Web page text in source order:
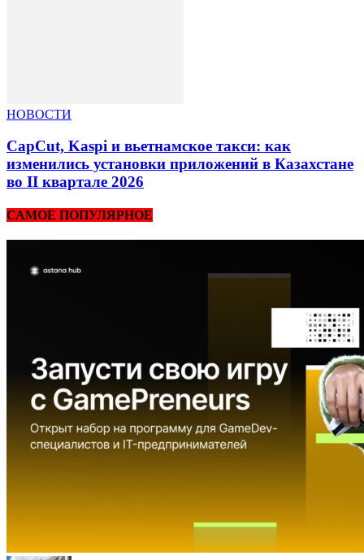
НОВОСТИ
CapCut, Kaspi и вьетнамское такси: как
изменились установки приложений в Казахстане
во II квартале 2026
САМОЕ ПОПУЛЯРНОЕ